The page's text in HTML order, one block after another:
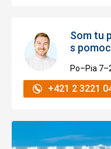
Som tu
s
Po–Pia
+421 2 3221